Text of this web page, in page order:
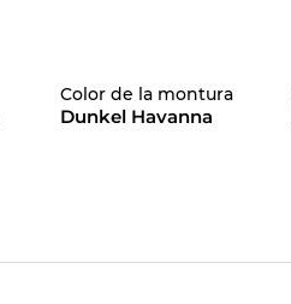
Color de la montura
Dunkel Havanna